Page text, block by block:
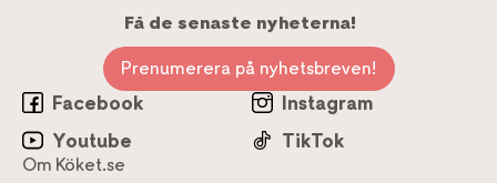
Få de senaste nyheterna!
Prenumerera på nyhetsbreven!
Facebook
Instagram
Youtube
TikTok
Om Köket.se